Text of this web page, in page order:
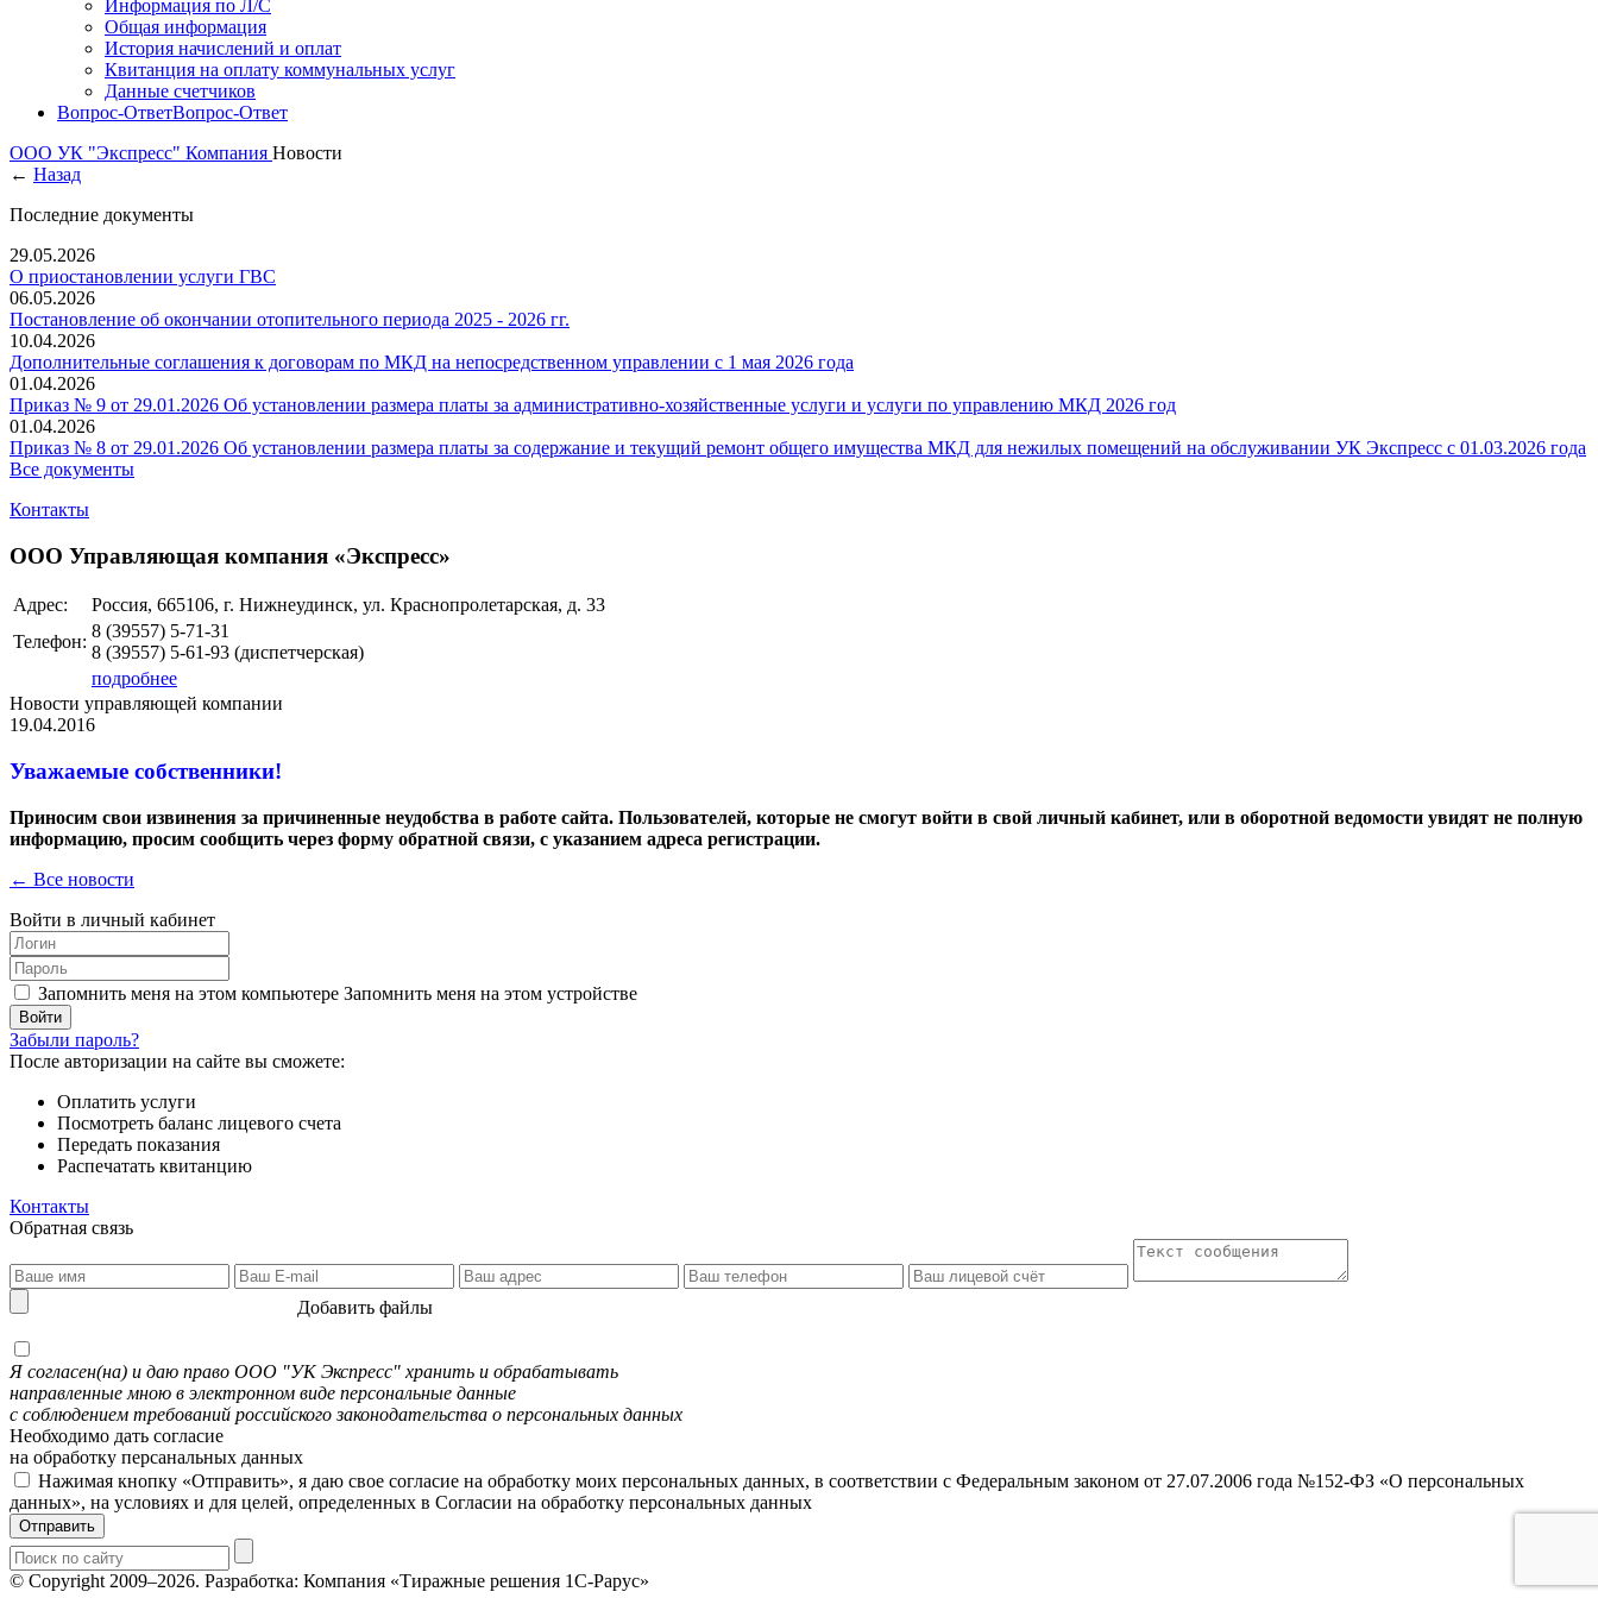
Информация по Л/С
Общая информация
История начислений и оплат
Квитанция на оплату коммунальных услуг
Данные счетчиков
Вопрос-ОтветВопрос-Ответ
ООО УК "Экспресс" Компания Новости
← Назад
Последние документы
29.05.2026
О приостановлении услуги ГВС
06.05.2026
Постановление об окончании отопительного периода 2025 - 2026 гг.
10.04.2026
Дополнительные соглашения к договорам по МКД на непосредственном управлении с 1 мая 2026 года
01.04.2026
Приказ № 9 от 29.01.2026 Об установлении размера платы за административно-хозяйственные услуги и услуги по управлению МКД 2026 год
01.04.2026
Приказ № 8 от 29.01.2026 Об установлении размера платы за содержание и текущий ремонт общего имущества МКД для нежилых помещений на обслуживании УК Экспресс с 01.03.2026 года
Все документы
Контакты
ООО Управляющая компания «Экспресс»
Адрес:
Россия, 665106, г. Нижнеудинск, ул. Краснопролетарская, д. 33
Телефон:
8 (39557) 5-71-31
8 (39557) 5-61-93 (диспетчерская)
подробнее
Новости управляющей компании
19.04.2016
Уважаемые собственники!
Приносим свои извинения за причиненные неудобства в работе сайта. Пользователей, которые не смогут войти в свой личный кабинет, или в оборотной ведомости увидят не полную
информацию, просим сообщить через форму обратной связи, с указанием адреса регистрации.
← Все новости
Войти в личный кабинет
Запомнить меня на этом компьютере Запомнить меня на этом устройстве
Забыли пароль?
После авторизации на сайте вы сможете:
Оплатить услуги
Посмотреть баланс лицевого счета
Передать показания
Распечатать квитанцию
Контакты
Обратная связь
Добавить файлы
Я согласен(на) и даю право ООО "УК Экспресс" хранить и обрабатывать
направленные мною в электронном виде персональные данные
с соблюдением требований российского законодательства о персональных данных
Необходимо дать согласие
на обработку персанальных данных
Нажимая кнопку «Отправить», я даю свое согласие на обработку моих персональных данных, в соответствии с Федеральным законом от 27.07.2006 года №152-ФЗ «О персональных
данных», на условиях и для целей, определенных в Согласии на обработку персональных данных
Отправить
© Copyright 2009–2026. Разработка: Компания «Тиражные решения 1С-Рарус»